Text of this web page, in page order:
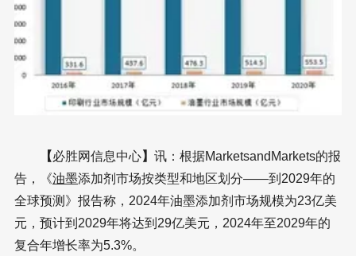
【必胜网信息中心】 讯：根据MarketsandMarkets的报
告，《油墨添加剂市场按类型和地区划分——到2029年的
全球预测》报告称，2024年油墨添加剂市场规模为23亿美
元，预计到2029年将达到29亿美元，2024年至2029年的
复合年增长率为5.3%。